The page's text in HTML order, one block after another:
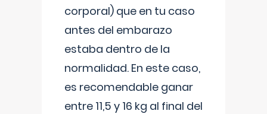
corporal) que en tu caso
antes del embarazo
estaba dentro de la
normalidad. En este caso,
es recomendable ganar
entre 11,5 y 16 kg al final del